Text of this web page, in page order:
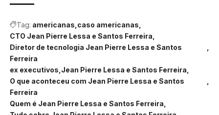
Tag: americanas caso americanas
CTO Jean Pierre Lessa e Santos Ferreira
Diretor de tecnologia Jean Pierre Lessa e Santos
Ferreira
ex executivos Jean Pierre Lessa e Santos Ferreira
O que aconteceu com Jean Pierre Lessa e Santos
Ferreira
Quem é Jean Pierre Lessa e Santos Ferreira